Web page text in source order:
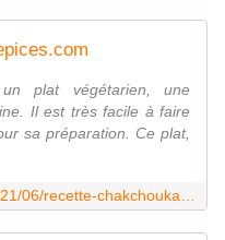
plat végétarien, une
Il est très facile à faire
sa préparation. Ce plat,